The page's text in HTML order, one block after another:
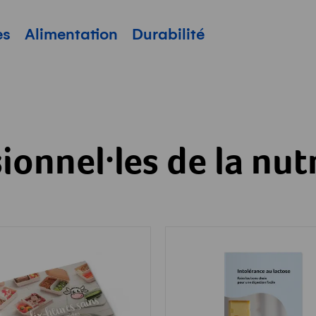
Alimentation Durabilité
de la